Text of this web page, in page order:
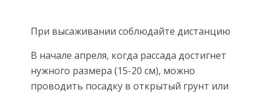
При высаживании соблюдайте дистанцию
В начале апреля, когда рассада достигнет
нужного размера (15-20 см), можно
проводить посадку в открытый грунт или